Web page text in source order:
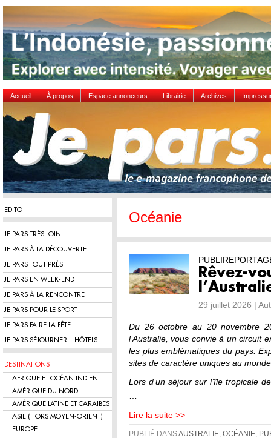
Accueil À propos Espace annonceurs Librairie Archives
EDITO
JE PARS TRÈS LOIN
JE PARS À LA DÉCOUVERTE
JE PARS TOUT PRÈS
JE PARS EN WEEK-END
JE PARS À LA RENCONTRE
JE PARS POUR LE SPORT
JE PARS FAIRE LA FÊTE
JE PARS SÉJOURNER – HÔTELS
DESTINATIONS
AFRIQUE ET OCÉAN INDIEN
AMÉRIQUE DU NORD
AMÉRIQUE LATINE ET CARAÏBES
ASIE (HORS MOYEN-ORIENT)
EUROPE
Océanie
Rêvez-
29 juillet 2026 |
Du 26 octobre au 20 novembre
l’Australie, vous convie à un circuit
les plus emblématiques du pays.
sites de caractère uniques au
Lors d’un séjour sur l’île tropicale
Lire la suite >>
PUBLIÉ DANSAUSTRALIE OCÉANIE